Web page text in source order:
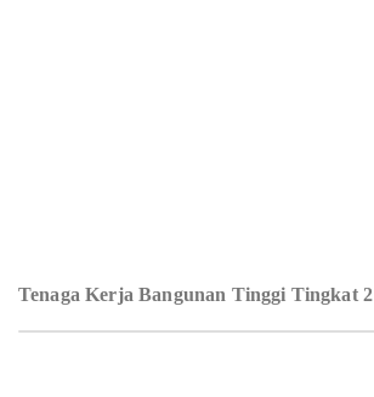
Tenaga Kerja Bangunan Tinggi Tingkat 2